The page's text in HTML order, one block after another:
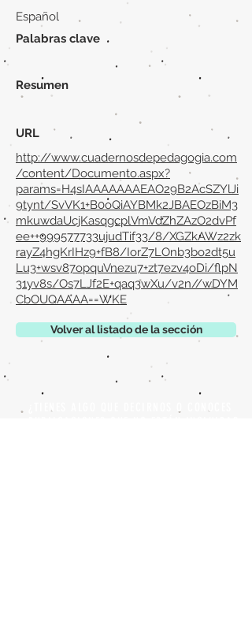
Español
Palabras clave
Resumen
URL
http://www.cuadernosdepedagogia.com
/content/Documento.aspx?
params=H4sIAAAAAAAEAO29B2AcSZYlJi
9tynt/SvVK1+B0oQiAYBMk2JBAEOzBiM3
mkuwdaUcjKasqgcplVmVdZhZAzO2dvPf
ee++999577733ujudTif33/8/XGZkAWz2zk
rayZ4hgKrIHz9+fB8/IorZ7LOnb3bo2dt5u
Lu3+wsv87opquVnezu7+zt7ezv4oDi/flpN
31yv8s/Os7LJf2E+qaq3wXu/v2n//wDYM
CbOUQAAAA==WKE
Volver al listado de la sección
¿TIENES ALGO QUE DECIRNOS O CONOCES